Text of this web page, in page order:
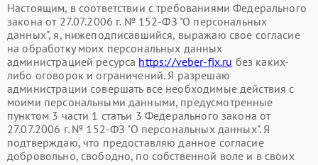
Настоящим, в соответствии с требованиями Федерального
закона от 27.07.2006 г. № 152-ФЗ "О персональных
данных", я, нижеподписавшийся, выражаю свое согласие
на обработку моих персональных данных
администрацией ресурса https://veber-fix.ru без каких-
либо оговорок и ограничений. Я разрешаю
администрации совершать все необходимые действия с
моими персональными данными, предусмотренные
пунктом 3 части 1 статьи 3 Федерального закона от
27.07.2006 г. № 152-ФЗ "О персональных данных". Я
подтверждаю, что предоставляю данное согласие
добровольно, свободно, по собственной воле и в своих